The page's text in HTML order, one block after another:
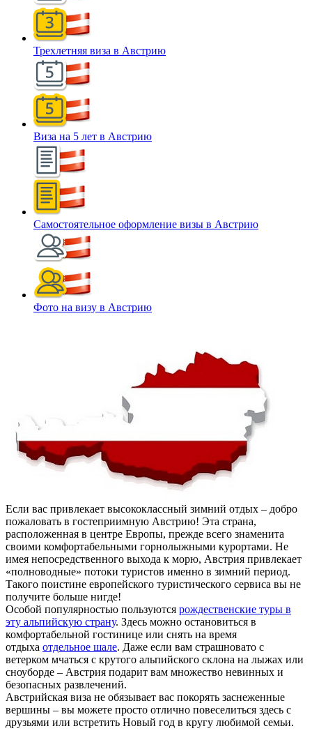
Трехлетняя виза в Австрию
Виза на 5 лет в Австрию
Самостоятельное оформление визы в Австрию
Фото на визу в Австрию
Если вас привлекает высококлассный зимний отдых – добро
пожаловать в гостеприимную Австрию! Эта страна,
расположенная в центре Европы, прежде всего знаменита
своими комфортабельными горнолыжными курортами. Не
имея непосредственного выхода к морю, Австрия привлекает
«полноводные» потоки туристов именно в зимний период.
Такого поистине европейского туристического сервиса вы не
получите больше нигде!
Особой популярностью пользуются рождественские туры в
эту альпийскую страну. Здесь можно остановиться в
комфортабельной гостинице или снять на время
отдыха отдельное шале. Даже если вам страшновато с
ветерком мчаться с крутого альпийского склона на лыжах или
сноуборде – Австрия подарит вам множество невинных и
безопасных развлечений.
Австрийская виза не обязывает вас покорять заснеженные
вершины – вы можете просто отлично повеселиться здесь с
друзьями или встретить Новый год в кругу любимой семьи.